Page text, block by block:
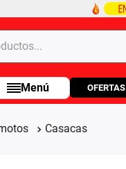
OFERTAS
Casacas